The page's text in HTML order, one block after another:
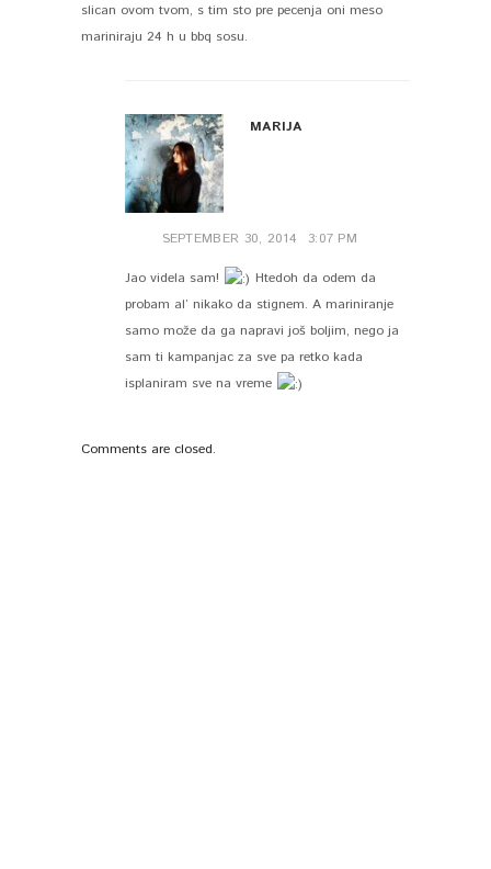
slican ovom tvom, s tim sto pre pecenja oni meso
mariniraju 24 h u bbq sosu.
MARIJA
SEPTEMBER 30, 2014 3:07 PM
Jao videla sam!
Htedoh da odem da
probam al’ nikako da stignem. A mariniranje
samo može da ga napravi još boljim, nego ja
sam ti kampanjac za sve pa retko kada
isplaniram sve na vreme
Comments are closed.